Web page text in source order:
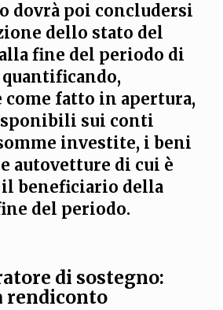
dovrà poi concludersi
dello stato del
fine del periodo di
come fatto in apertura,
sui conti
investite, i beni
autovetture di cui è
beneficiario della
del periodo.
di sostegno:
rendiconto